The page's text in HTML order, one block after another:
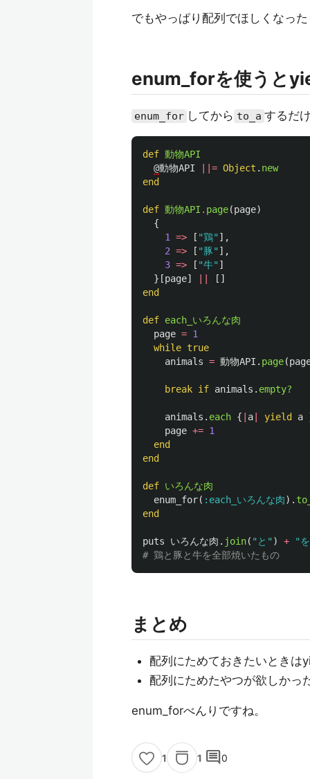
でもやっぱり配列でほしくなった
enum_forを使うと
enum_for してから to_a するだ
def 動物API
@動物API ||= Object . new
end
def 動物API . page(page)
{
1
=> [ "鶏" ],
2 => [ "豚" ],
3 => [ "牛" ]
}[page]
[]
end
def each_いろんな肉
page = 1
while true
animals = 動物API . page(
break if animals . empty?
animals . each { a yield a
page += 1
end
end
def いろんな肉
enum_for( :each_いろんな肉).
end
puts いろんな肉 . join( "と" ) +
"
# 鶏と豚と牛を全部焼いたもの
まとめ
配列にためておきたいときは
配列にためたやつが欲しかっ
enum_forべんりですね。
1 1 comment0